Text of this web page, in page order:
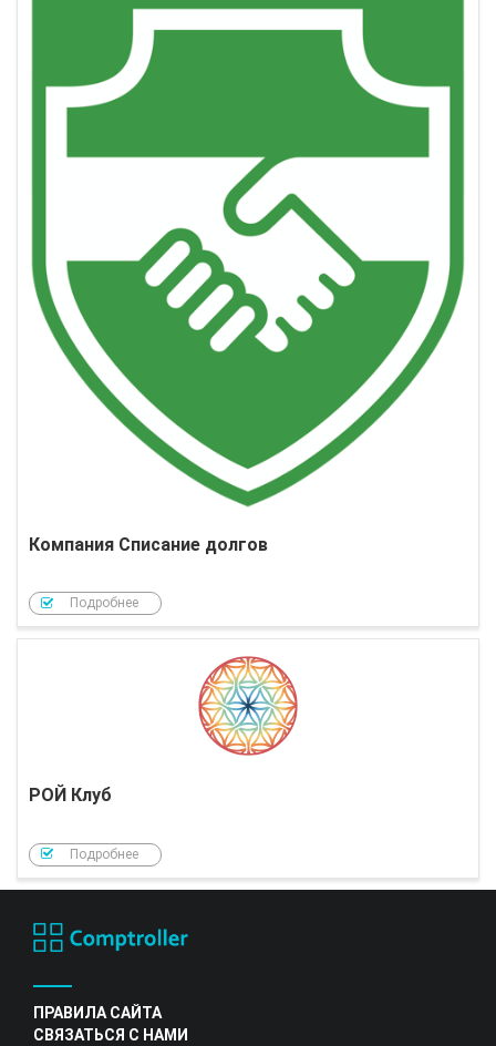
Компания Списание долгов
Подробнее
РОЙ Клуб
Подробнее
ПРАВИЛА САЙТА
СВЯЗАТЬСЯ С НАМИ